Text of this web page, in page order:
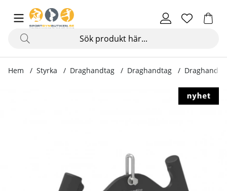
Hem Styrka Draghandtag Draghandtag